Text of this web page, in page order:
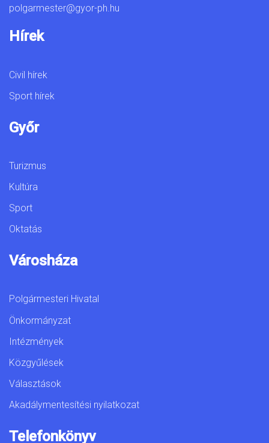
polgarmester@gyor-ph.hu
Hírek
Civil hírek
Sport hírek
Győr
Turizmus
Kultúra
Sport
Oktatás
Városháza
Polgármesteri Hivatal
Önkormányzat
Intézmények
Közgyűlések
Választások
Akadálymentesítési nyilatkozat
Telefonkönyv